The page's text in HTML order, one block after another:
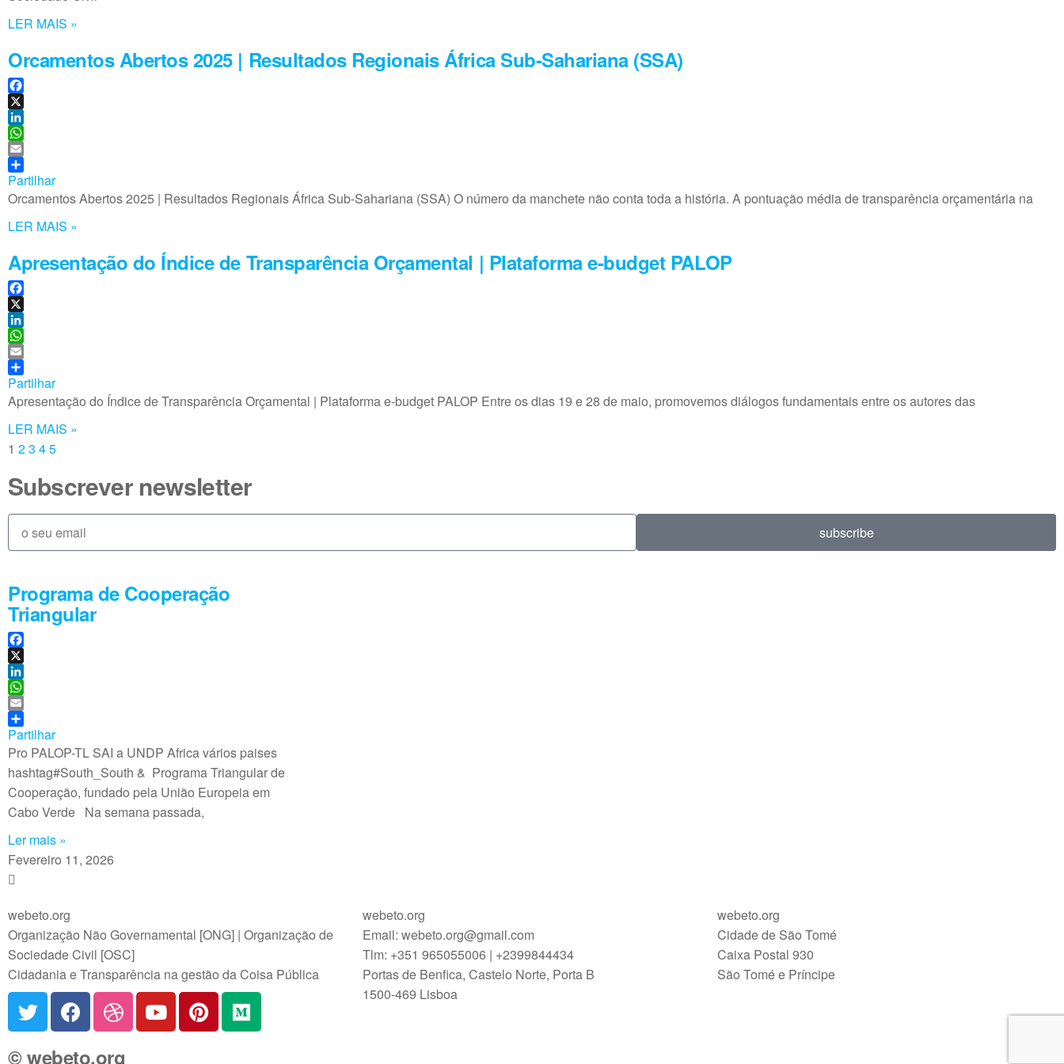
I
n
A
p
l
LER MAIS »
Orcamentos Abertos 2025 | Resultados Regionais África Sub-Sahariana (SSA)
F
a
c
e
b
o
o
X
L
i
n
k
e
I
W
h
a
t
A
p
E
m
a
l
Partilhar
Orcamentos Abertos 2025 | Resultados Regionais África Sub-Sahariana (SSA) O número da manchete não conta toda a história. A pontuação média de transparência orçamentária na
LER MAIS »
Apresentação do Índice de Transparência Orçamental | Plataforma e-budget PALOP
F
a
c
e
b
o
o
X
L
i
n
k
e
I
n
W
h
a
t
A
p
E
m
a
l
Partilhar
Apresentação do Índice de Transparência Orçamental | Plataforma e-budget PALOP Entre os dias 19 e 28 de maio, promovemos diálogos fundamentais entre os autores das
LER MAIS »
1 23 45
Subscrever newsletter
subscribe
Programa de Cooperação
Triangular
F
a
c
e
b
o
o
k
X
L
i
n
k
e
d
I
n
W
h
a
t
s
A
p
p
E
m
a
i
l
Partilhar
Pro PALOP-TL SAI a UNDP Africa vários paises
hashtag#South_South & Programa Triangular de
Cooperação, fundado pela União Europeia em
Cabo Verde Na semana passada,
Ler mais »
Fevereiro 11, 2026
webeto.org
Organização Não Governamental [ONG] | Organização de
Sociedade Civil [OSC]
Cidadania e Transparência na gestão da Coisa Pública
webeto.org
Email: webeto.org@gmail.com
Tlm: +351 965055006 | +2399844434
Portas de Benfica, Castelo Norte, Porta B
1500-469 Lisboa
webeto.org
Cidade de São Tomé
Caixa Postal 930
São Tomé e Príncipe
© webeto.org